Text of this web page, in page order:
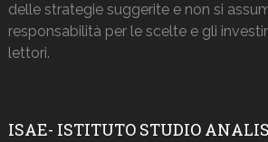
delle strategie suggerite e non si
responsabilità per le scelte e gli
lettori.
ISAE- ISTITUTO STUDIO